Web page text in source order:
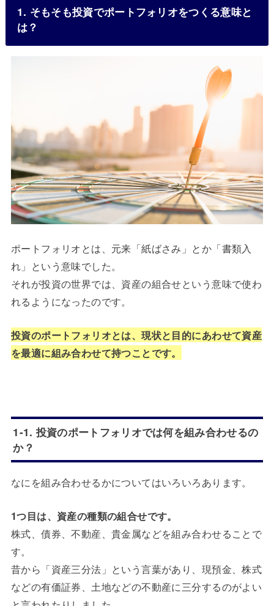
1. そもそも投資でポートフォリオをつくる意味と
は？
ポートフォリオとは、元来「紙ばさみ」とか「書類入
れ」という意味でした。
それが投資の世界では、資産の組合せという意味で使わ
れるようになったのです。
投資のポートフォリオとは、現状と目的にあわせて資産
を最適に組み合わせて持つことです。
1-1. 投資のポートフォリオでは何を組み合わせるの
か？
なにを組み合わせるかについてはいろいろあります。
1つ目は、資産の種類の組合せです。
株式、債券、不動産、貴金属などを組み合わせることで
す。
昔から「資産三分法」という言葉があり、現預金、株式
などの有価証券、土地などの不動産に三分するのがよい